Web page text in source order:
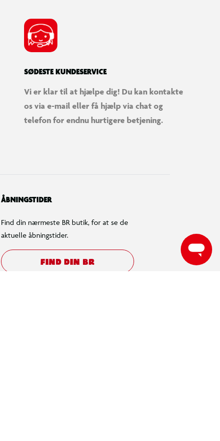
SØDESTE KUNDESERVICE
Vi er klar til at hjælpe dig! Du kan kontakte
os via e-mail eller få hjælp via chat og
telefon for endnu hurtigere betjening.
ÅBNINGSTIDER
Find din nærmeste BR butik, for at se de
aktuelle åbningstider.
FIND DIN BR